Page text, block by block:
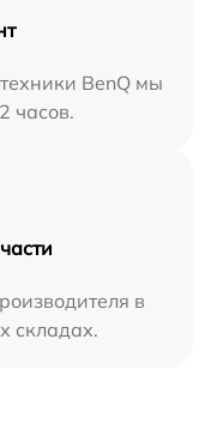
BenQ мы
часов.
в
складах.